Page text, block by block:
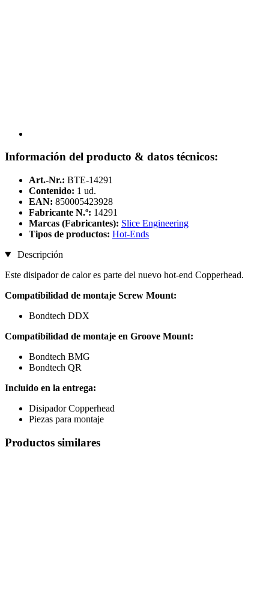
Información del producto & datos técnicos:
Art.-Nr.: BTE-14291
Contenido: 1 ud.
EAN: 850005423928
Fabricante N.º: 14291
Marcas (Fabricantes): Slice Engineering
Tipos de productos: Hot-Ends
Descripción
Este disipador de calor es parte del nuevo hot-end Copperhead.
Compatibilidad de montaje Screw Mount:
Bondtech DDX
Compatibilidad de montaje en Groove Mount:
Bondtech BMG
Bondtech QR
Incluido en la entrega:
Disipador Copperhead
Piezas para montaje
Productos similares